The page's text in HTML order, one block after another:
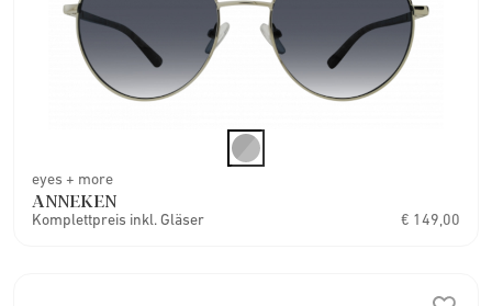
eyes + more
ANNEKEN
Komplettpreis inkl. Gläser € 149,00